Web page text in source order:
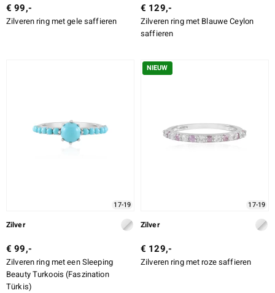
€ 99,-
Zilveren ring met gele saffieren
€ 129,-
Zilveren ring met Blauwe Ceylon
saffieren
17-19
Zilver
€ 99,-
Zilveren ring met een Sleeping
Beauty Turkoois (Faszination
Türkis)
NIEUW
17-19
Zilver
€ 129,-
Zilveren ring met roze saffieren